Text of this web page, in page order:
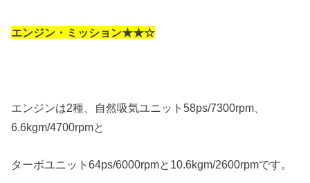
エンジン・ミッション★★☆
エンジンは2種、自然吸気ユニット58ps/7300rpm、
6.6kgm/4700rpmと
ターボユニット64ps/6000rpmと10.6kgm/2600rpmです。